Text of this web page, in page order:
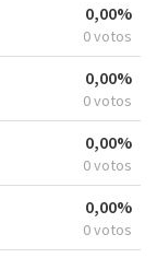
0,00%
0 votos
0,00%
0 votos
0,00%
0 votos
0,00%
0 votos